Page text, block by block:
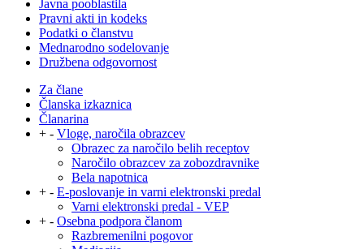
Javna pooblastila
Pravni akti in kodeks
Podatki o članstvu
Mednarodno sodelovanje
Družbena odgovornost
Za člane
Članska izkaznica
Članarina
+ - Vloge, naročila obrazcev
Obrazec za naročilo belih receptov
Naročilo obrazcev za zobozdravnike
Bela napotnica
+ - E-poslovanje in varni elektronski predal
Varni elektronski predal - VEP
+ - Osebna podpora članom
Razbremenilni pogovor